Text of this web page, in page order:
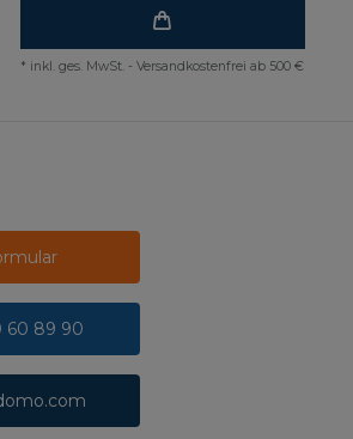
* inkl. ges. MwSt. - Versandkostenfrei ab 500 €
60 89 90